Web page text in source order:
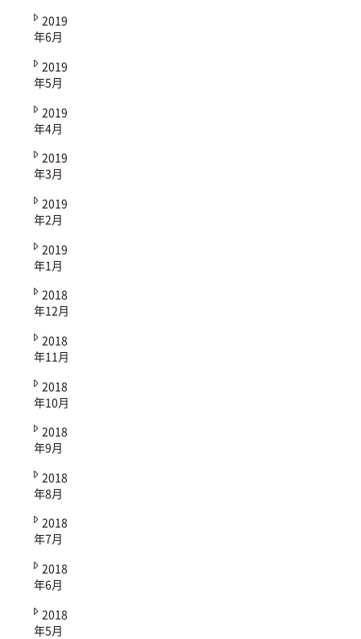
2019
年6月
2019
年5月
2019
年4月
2019
年3月
2019
年2月
2019
年1月
2018
年12月
2018
年11月
2018
年10月
2018
年9月
2018
年8月
2018
年7月
2018
年6月
2018
年5月